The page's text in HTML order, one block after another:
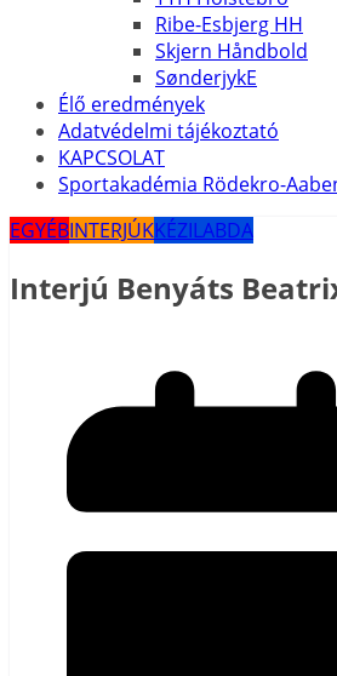
Ribe-Esbjerg HH
Skjern Håndbold
SønderjykE
Élő eredmények
Adatvédelmi tájékoztató
KAPCSOLAT
Sportakadémia Rödekro-
EGYÉBINTERJÚKKÉZILABDA
Interjú Benyáts